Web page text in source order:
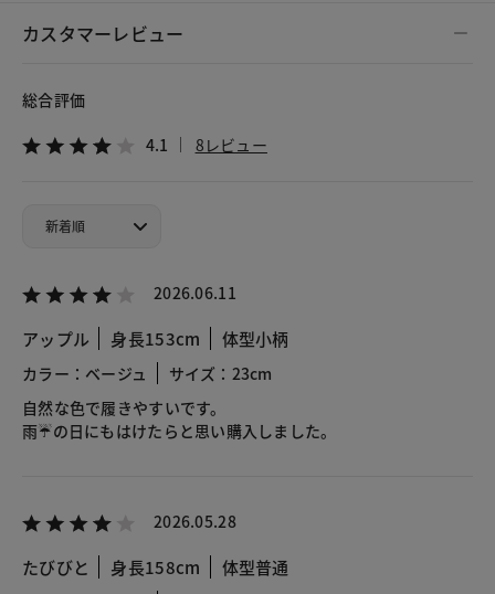
カスタマーレビュー
総合評価
4.1 8レビュー
2026.06.11
アップル 身長153cm 体型小柄
カラー：ベージュ
サイズ：23cm
自然な色で履きやすいです。
雨☔の日にもはけたらと思い購入しました。
2026.05.28
たびびと 身長158cm 体型普通